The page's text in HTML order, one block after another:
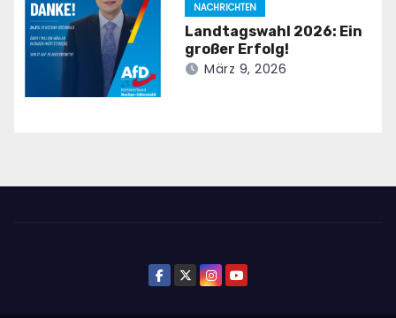
NACHRICHTEN
Landtagswahl 2026: Ein
großer Erfolg!
März 9, 2026